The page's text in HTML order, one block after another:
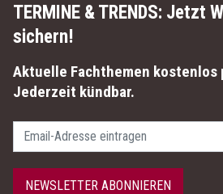
TERMINE & TRENDS: Jetzt
sichern!
Aktuelle Fachthemen kostenlos
Jederzeit kündbar.
Passwort
NEWSLETTER ABONNIEREN